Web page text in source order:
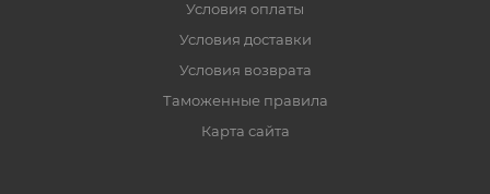
Условия оплаты
Условия доставки
Условия возврата
Таможенные правила
Карта сайта